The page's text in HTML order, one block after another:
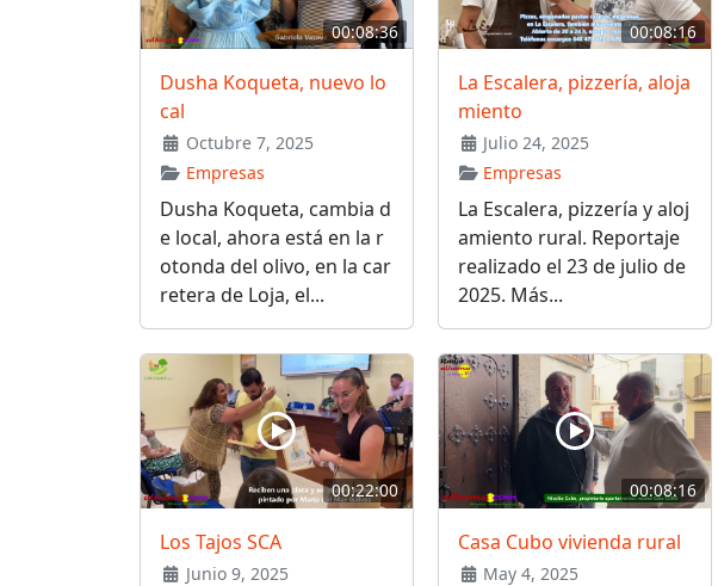
00:08:36
Dusha Koqueta, nuevo lo
cal
Octubre 7, 2025
Empresas
Dusha Koqueta, cambia d
e local, ahora está en la r
otonda del olivo, en la car
retera de Loja, el...
00:08:16
La Escalera, pizzería, aloja
miento
Julio 24, 2025
Empresas
La Escalera, pizzería y aloj
amiento rural. Reportaje
realizado el 23 de julio de
2025. Más...
00:22:00
Los Tajos SCA
Junio 9, 2025
00:08:16
Casa Cubo vivienda rural
May 4, 2025